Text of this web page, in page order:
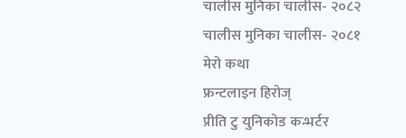
चालीस मुनिका चालीस- २०८२
चालीस मुनिका चालीस- २०८१
मेरो कथा
फ्रन्टलाइन हिरोज्
प्रीति टु युनिकोड कन्भर्टर